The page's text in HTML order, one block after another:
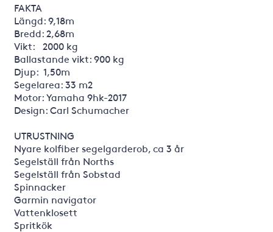
FAKTA
Längd: 9,18m
Bredd: 2,68m
Vikt: 2000 kg
Ballastande vikt: 900 kg
Djup: 1,50m
Segelarea: 33 m2
Motor: Yamaha 9hk-2017
Design: Carl Schumacher
UTRUSTNING
Nyare kolfiber segelgarderob, ca 3 år
Segelställ från Norths
Segelställ från Sobstad
Spinnacker
Garmin navigator
Vattenklosett
Spritkök